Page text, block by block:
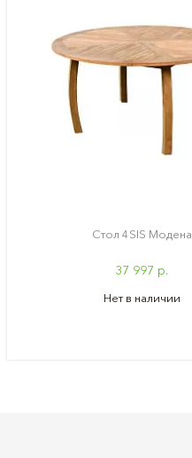
Стол 4SIS Модена
37 997 р.
Нет в наличии